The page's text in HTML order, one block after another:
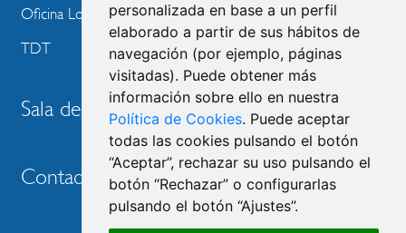
personalizada en base a un perfil
elaborado a partir de sus hábitos de
navegación (por ejemplo, páginas
visitadas). Puede obtener más
información sobre ello en nuestra
Política de Cookies. Puede aceptar
todas las cookies pulsando el botón
“Aceptar”, rechazar su uso pulsando el
botón “Rechazar” o configurarlas
pulsando el botón “Ajustes”.
Oficina Local de Ayudas Públicas
TDT
Sala de prensa
Contacto